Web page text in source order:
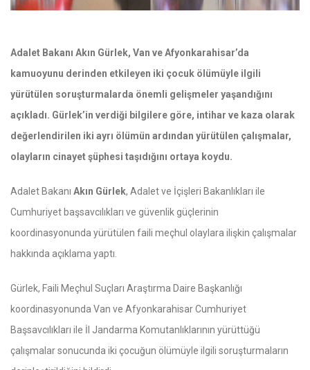
Adalet Bakanı Akın Gürlek, Van ve Afyonkarahisar’da
kamuoyunu derinden etkileyen iki çocuk ölümüyle ilgili
yürütülen soruşturmalarda önemli gelişmeler yaşandığını
açıkladı. Gürlek’in verdiği bilgilere göre, intihar ve kaza olarak
değerlendirilen iki ayrı ölümün ardından yürütülen çalışmalar,
olayların cinayet şüphesi taşıdığını ortaya koydu.
Adalet Bakanı Akın Gürlek, Adalet ve İçişleri Bakanlıkları ile
Cumhuriyet başsavcılıkları ve güvenlik güçlerinin
koordinasyonunda yürütülen faili meçhul olaylara ilişkin çalışmalar
hakkında açıklama yaptı.
Gürlek, Faili Meçhul Suçları Araştırma Daire Başkanlığı
koordinasyonunda Van ve Afyonkarahisar Cumhuriyet
Başsavcılıkları ile İl Jandarma Komutanlıklarının yürüttüğü
çalışmalar sonucunda iki çocuğun ölümüyle ilgili soruşturmaların